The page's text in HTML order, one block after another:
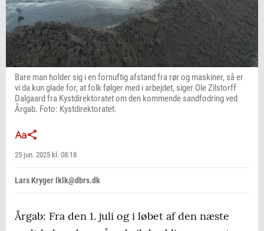
Bare man holder sig i en fornuftig afstand fra rør og maskiner, så er
vi da kun glade for, at folk følger med i arbejdet, siger Ole Zilstorff
Dalgaard fra Kystdirektoratet om den kommende sandfodring ved
Årgab. Foto: Kystdirektoratet.
25 jun. 2025 kl. 08:18
Lars Kryger lklk@dbrs.dk
Årgab: Fra den 1. juli og i løbet af den næste